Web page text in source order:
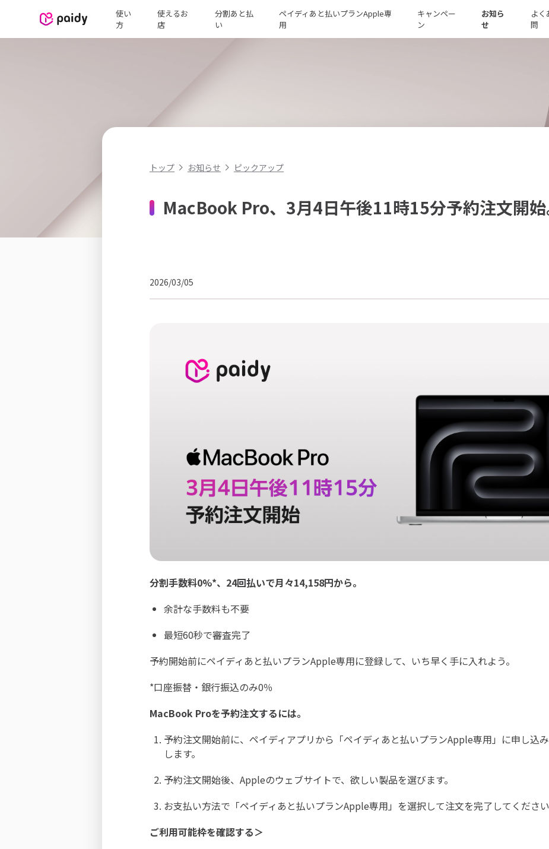
使い
方
使えるお
店
分割あと払
い
ペイディあと払いプランApple専
用
キャンペー
ン
お知ら
せ
よく
問
トップ お知らせ ピックアップ
MacBook Pro、3月4日午後11時15分予約注文開始
2026/03/05
分割手数料0%*、24回払いで月々14,158円から。
余計な手数料も不要
最短60秒で審査完了
予約開始前にペイディあと払いプランApple専用に登録して、いち早く手に入れよう。
*口座振替・銀行振込のみ0％
MacBook Proを予約注文するには。
予約注文開始前に、ペイディアプリから「ペイディあと払いプランApple専用」に申し込
します。
予約注文開始後、Appleのウェブサイトで、欲しい製品を選びます。
お支払い方法で「ペイディあと払いプランApple専用」を選択して注文を完了してください
ご利用可能枠を確認する＞